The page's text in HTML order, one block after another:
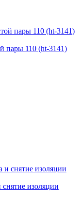
пары 110 (ht-3141)
изоляции